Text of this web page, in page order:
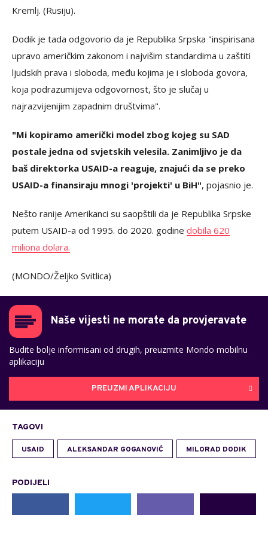
Kremlj. (Rusiju).
Dodik je tada odgovorio da je Republika Srpska "inspirisana
upravo američkim zakonom i najvišim standardima u zaštiti
ljudskih prava i sloboda, među kojima je i sloboda govora,
koja podrazumijeva odgovornost, što je slučaj u
najrazvijenijim zapadnim društvima".
"Mi kopiramo američki model zbog kojeg su SAD
postale jedna od svjetskih velesila. Zanimljivo je da
baš direktorka USAID-a reaguje, znajući da se preko
USAID-a finansiraju mnogi 'projekti' u BiH", pojasnio je.
Nešto ranije Amerikanci su saopštili da je Republika Srpske
putem USAID-a od 1995. do 2020. godine dobila 620
miliona dolara.
(MONDO/Željko Svitlica)
Naše vijesti ne morate da provjeravate
Budite bolje informisani od drugih, preuzmite Mondo mobilnu
aplikaciju
PREUZMI APLIKACIJU
TAGOVI
USAID ALEKSANDAR GOGANOVIĆ MILORAD DODIK
PODIJELI